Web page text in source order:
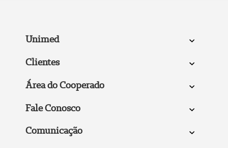
Unimed
Clientes
Área do Cooperado
Fale Conosco
Comunicação